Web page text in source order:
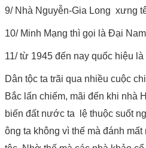
9/ Nhà Nguyễn-Gia Long xưng
10/ Minh Mạng thì gọi là Đại
11/ từ 1945 đến nay quốc hiệu
Dân tộc ta trãi qua nhiều cuộc
Bắc lấn chiếm, mãi đến khi nhà
biến đất nước ta lệ thuộc suốt
ông ta không vì thế mà đánh